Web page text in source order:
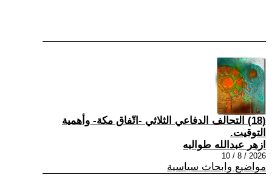
(18) التحالف الدفاعي الثلاثي -اتّفاق مكة- وأهمية
التوقيت.
ازهر عبدالله طوالبه
2026 / 8 / 10
مواضيع وابحاث سياسية